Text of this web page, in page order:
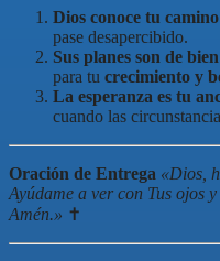
Dios conoce tu camino
pase desapercibido.
Sus planes son de bien
para tu crecimiento y
La esperanza es tu
cuando las
Oración de Entrega «Dios,
Ayúdame a ver con Tus ojos
Amén.» ✝️